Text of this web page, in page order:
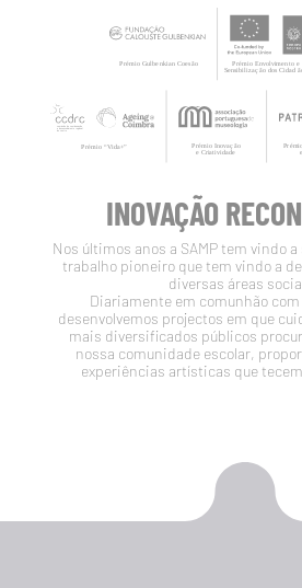
INOVAÇÃO
Nos últimos anos a SAMP tem vindo
trabalho pioneiro que tem vindo a
diversas áreas
Diariamente em comunhão
desenvolvemos projectos em que
mais diversificados públicos
nossa comunidade escolar,
experiências artísticas que